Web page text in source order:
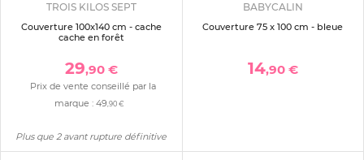
TROIS KILOS SEPT
Couverture 100x140 cm - cache
cache en forêt
29,90 €
Prix de vente conseillé par la
marque :49 ,90 €
Plus que 2 avant rupture définitive
BABYCALIN
Couverture 75 x 100 cm - bleue
14,90 €